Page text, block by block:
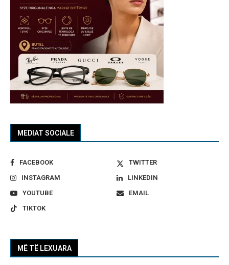
MEDIAT SOCIALE
FACEBOOK
TWITTER
INSTAGRAM
LINKEDIN
YOUTUBE
EMAIL
TIKTOK
MË TË LEXUARA